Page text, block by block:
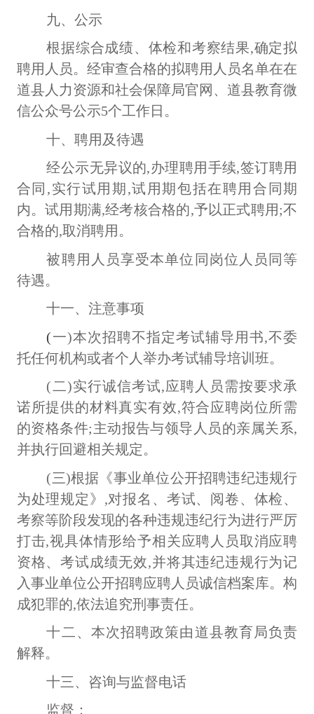
九、公示
根据综合成绩、体检和考察结果,确定拟
聘用人员。经审查合格的拟聘用人员名单在在
道县人力资源和社会保障局官网、道县教育微
信公众号公示5个工作日。
十、聘用及待遇
经公示无异议的,办理聘用手续,签订聘用
合同,实行试用期,试用期包括在聘用合同期
内。试用期满,经考核合格的,予以正式聘用;不
合格的,取消聘用。
被聘用人员享受本单位同岗位人员同等
待遇。
十一、注意事项
(一)本次招聘不指定考试辅导用书,不委
托任何机构或者个人举办考试辅导培训班。
(二)实行诚信考试,应聘人员需按要求承
诺所提供的材料真实有效,符合应聘岗位所需
的资格条件;主动报告与领导人员的亲属关系,
并执行回避相关规定。
(三)根据《事业单位公开招聘违纪违规行
为处理规定》,对报名、考试、阅卷、体检、
考察等阶段发现的各种违规违纪行为进行严厉
打击,视具体情形给予相关应聘人员取消应聘
资格、考试成绩无效,并将其违纪违规行为记
入事业单位公开招聘应聘人员诚信档案库。构
成犯罪的,依法追究刑事责任。
十二、本次招聘政策由道县教育局负责
解释。
十三、咨询与监督电话
监督：